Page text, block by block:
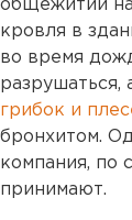
общежитии
кровля в
во время
разрушаться,
грибок и
бронхитом.
компания, по
принимают.